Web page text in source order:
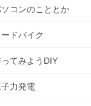
コンのこととか
ードバイク
てみようDIY
子力発電